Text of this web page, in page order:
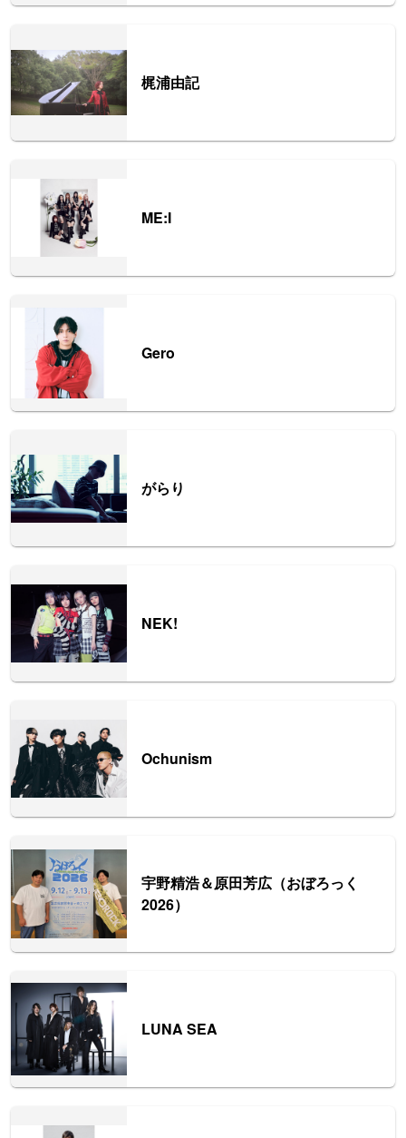
梶浦由記
ME:I
Gero
がらり
NEK!
Ochunism
宇野精浩＆原田芳広（おぼろっく
2026）
LUNA SEA